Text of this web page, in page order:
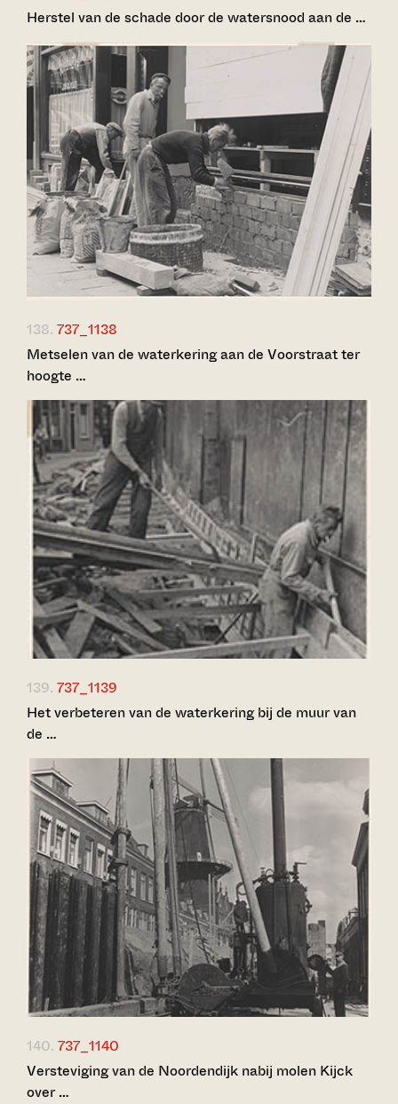
Herstel van de schade door de watersnood aan de …
138. 737_1138
Metselen van de waterkering aan de Voorstraat ter
hoogte …
139. 737_1139
Het verbeteren van de waterkering bij de muur van
de …
140. 737_1140
Versteviging van de Noordendijk nabij molen Kijck
over …